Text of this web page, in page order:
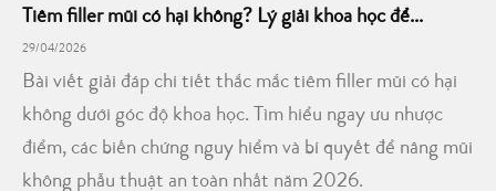
Tiêm filler mũi có hại không? Lý giải khoa học để...
29/04/2026
Bài viết giải đáp chi tiết thắc mắc tiêm filler mũi có hại
không dưới góc độ khoa học. Tìm hiểu ngay ưu nhược
điểm, các biến chứng nguy hiểm và bí quyết để nâng mũi
không phẫu thuật an toàn nhất năm 2026.